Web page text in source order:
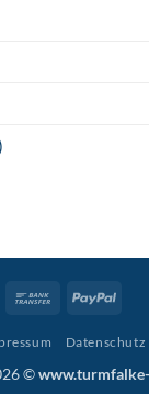
Bank
Datenschutz
©www.turmfalke-